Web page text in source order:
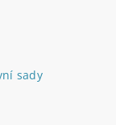
sady